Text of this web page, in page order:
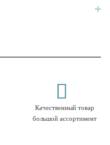
Качественный товар
большой ассортимент